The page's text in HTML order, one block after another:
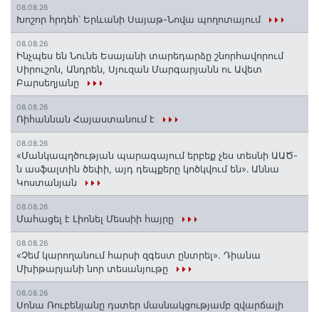
08.08.26
Խոշոր հրդեհ՝ Երևանի Սայաթ-Նովա պողոտայում
08.08.26
Ինչպես են Նունե Եսայանի տարեդարձը շնորհավորում
Սիրուշոն, Անդրեն, Սյուզան Մարգարյանն ու Ավետ
Բարսեղյանը
08.08.26
Ռիհաննան Հայաստանում է
08.08.26
«Մանկապղծության պարագայում երբեք չես տեսնի ԱԱԾ-
ն ասֆալտին ծեփի, այդ դեպքերը կոծկվում են»․ Աննա
Կոստանյան
08.08.26
Մահացել է Լիոնել Մեսսիի հայրը
08.08.26
«Չեմ կարողանում հարսի զգեստ ընտրել». Դիանա
Մխիթարյանի նոր տեսանյութը
08.08.26
Սոնա Ռուբենյանը դստեր մասնակցությամբ զվարճալի